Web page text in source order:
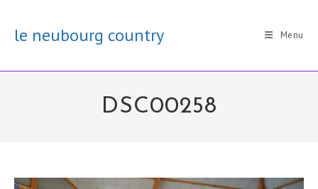
contentle neubourg country Menu
DSC00258